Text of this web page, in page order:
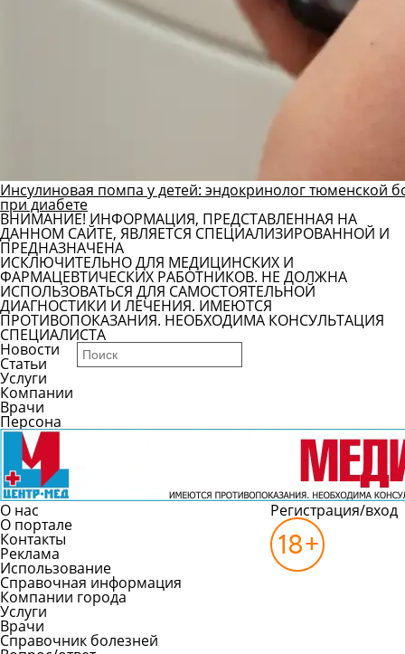
Инсулиновая помпа у детей: эндокринолог тюменской
при диабете
ВНИМАНИЕ! ИНФОРМАЦИЯ, ПРЕДСТАВЛЕННАЯ НА
ДАННОМ САЙТЕ, ЯВЛЯЕТСЯ СПЕЦИАЛИЗИРОВАННОЙ И
ПРЕДНАЗНАЧЕНА
ИСКЛЮЧИТЕЛЬНО ДЛЯ МЕДИЦИНСКИХ И
ФАРМАЦЕВТИЧЕСКИХ РАБОТНИКОВ. НЕ ДОЛЖНА
ИСПОЛЬЗОВАТЬСЯ ДЛЯ САМОСТОЯТЕЛЬНОЙ
ДИАГНОСТИКИ И ЛЕЧЕНИЯ. ИМЕЮТСЯ
ПРОТИВОПОКАЗАНИЯ. НЕОБХОДИМА КОНСУЛЬТАЦИЯ
СПЕЦИАЛИСТА
Новости
Статьи
Услуги
Компании
Врачи
Персона
О нас
О портале
Контакты
Реклама
Использование
Справочная информация
Компании города
Услуги
Врачи
Справочник болезней
Регистрация/вход